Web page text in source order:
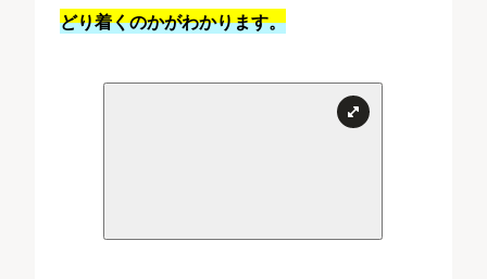
どり着くのかがわかります。